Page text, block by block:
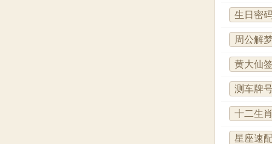
生日密
周公解
黄大仙
测车牌
十二生肖
星座速